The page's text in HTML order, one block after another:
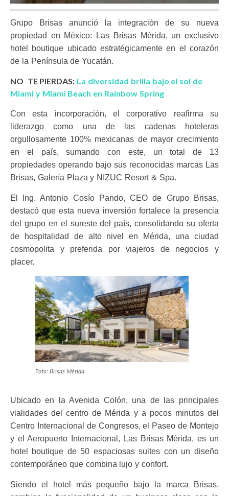
Grupo Brisas anunció la integración de su nueva
propiedad en México: Las Brisas Mérida, un exclusivo
hotel boutique ubicado estratégicamenteen el corazón
de la Península de Yucatán.
NO TE PIERDAS: La diversidad brilla bajo el sol de
Miami y Miami Beach en Rainbow Spring
Con esta incorporación, el corporativo reafirma su
liderazgo como una de las cadenas hoteleras
orgullosamente 100% mexicanas de mayor crecimiento
en el país, sumando con este, un total de 13
propiedades operando bajo sus reconocidas marcas Las
Brisas, Galería Plaza y NIZUC Resort & Spa.
El Ing. Antonio Cosío Pando, CEO de Grupo Brisas,
destacó que esta nueva inversión fortalece la presencia
del grupo en el sureste del país, consolidando su oferta
de hospitalidad de alto nivel en Mérida, una ciudad
cosmopolita y preferida por viajeros de negocios y
placer.
Foto: Brisas Mérida
Ubicado en la Avenida Colón, una de las principales
vialidades del centro de Mérida y a pocos minutos del
Centro Internacional de Congresos, el Paseo de Montejo
y el Aeropuerto Internacional, Las Brisas Mérida, es un
hotel boutique de 50 espaciosas suites con un diseño
contemporáneo que combina lujo y confort.
Siendo el hotel más pequeño bajo la marca Brisas,